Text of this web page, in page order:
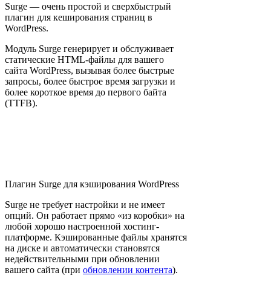
Surge — очень простой и сверхбыстрый
плагин для кеширования страниц в
WordPress.
Модуль Surge генерирует и обслуживает
статические HTML-файлы для вашего
сайта WordPress, вызывая более быстрые
запросы, более быстрое время загрузки и
более короткое время до первого байта
(TTFB).
Плагин Surge для кэширования WordPress
Surge не требует настройки и не имеет
опций. Он работает прямо «из коробки» на
любой хорошо настроенной хостинг-
платформе. Кэшированные файлы хранятся
на диске и автоматически становятся
недействительными при обновлении
вашего сайта (при обновлении контента).